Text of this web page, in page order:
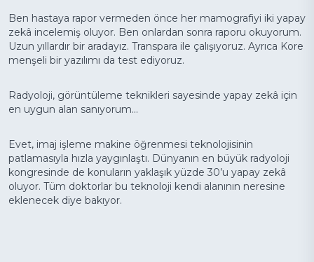
Ben hastaya rapor vermeden önce her mamografiyi iki yapay
zekâ incelemiş oluyor. Ben onlardan sonra raporu okuyorum.
Uzun yıllardır bir aradayız. Transpara ile çalışıyoruz. Ayrıca Kore
menşeli bir yazılımı da test ediyoruz.
Radyoloji, görüntüleme teknikleri sayesinde yapay zekâ için
en uygun alan sanıyorum...
Evet, imaj işleme makine öğrenmesi teknolojisinin
patlamasıyla hızla yaygınlaştı. Dünyanın en büyük radyoloji
kongresinde de konuların yaklaşık yüzde 30’u yapay zekâ
oluyor. Tüm doktorlar bu teknoloji kendi alanının neresine
eklenecek diye bakıyor.